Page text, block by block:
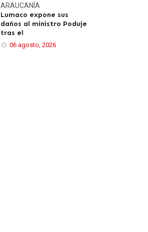
ARAUCANÍA
Lumaco expone sus
daños al ministro Poduje
tras el
06 agosto, 2026